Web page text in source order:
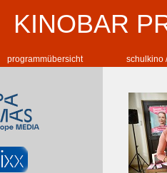
KINOBAR
programmübersicht schulkino